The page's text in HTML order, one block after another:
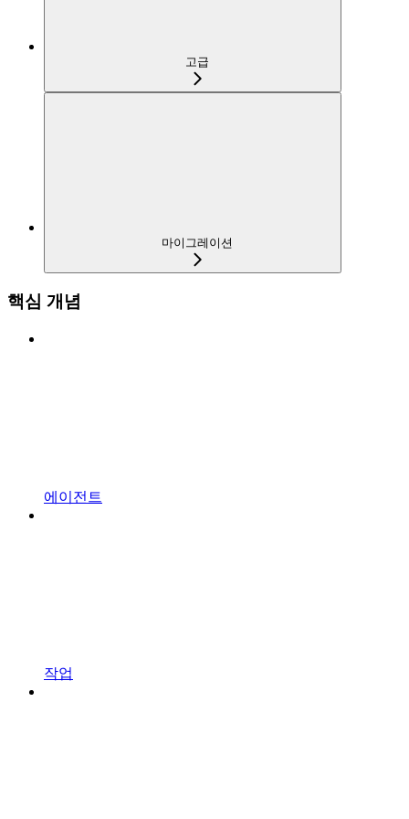
고급
마이그레이션
핵심 개념
에이전트
작업